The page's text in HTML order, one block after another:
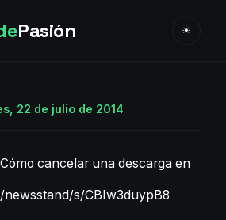
Pasión ☀
22 de julio de 2014
cancelar una descarga en
s/CBIw3duypB8